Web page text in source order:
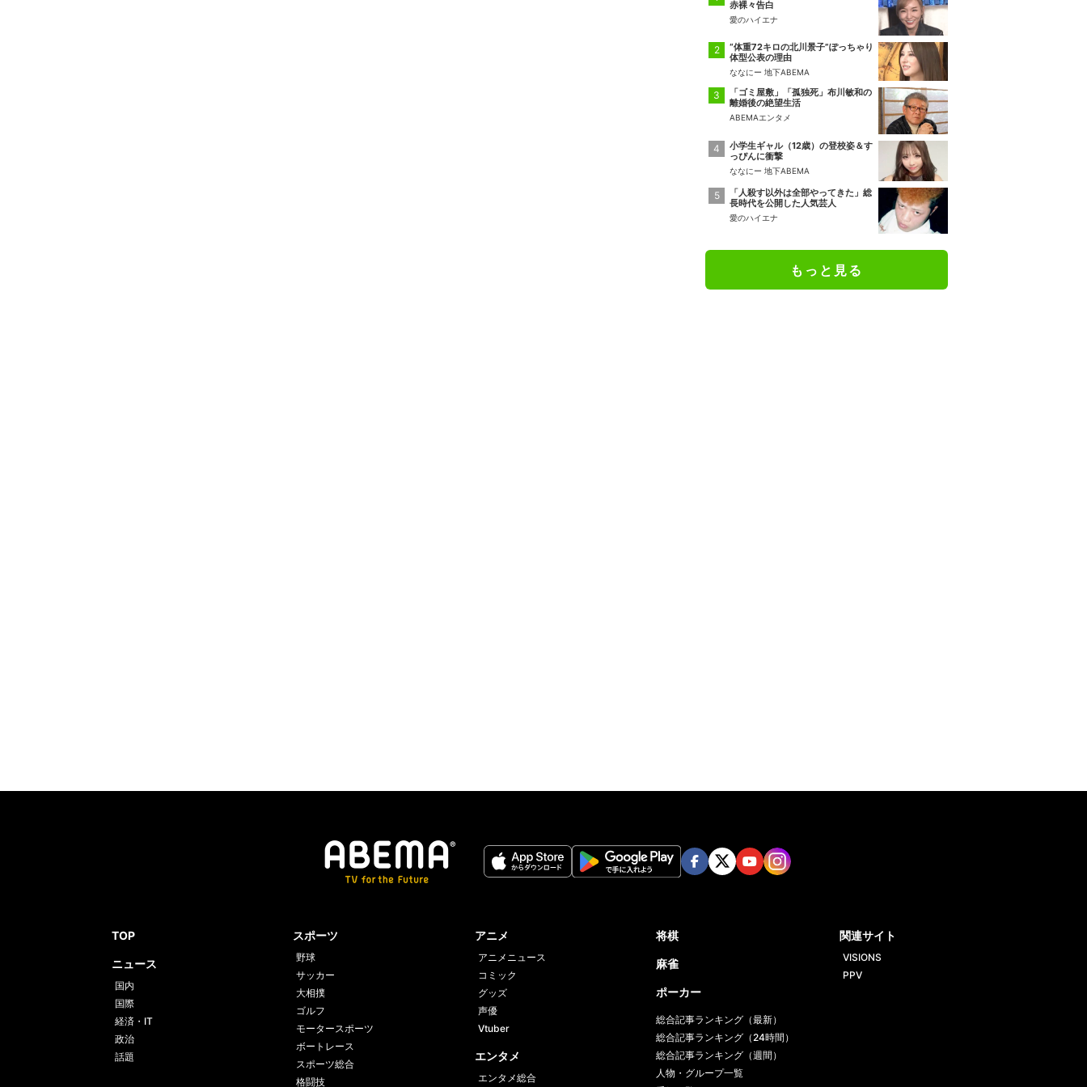
赤裸々告白
愛のハイエナ
“体重72キロの北川景子”ぽっちゃり
体型公表の理由
ななにー 地下ABEMA
「ゴミ屋敷」「孤独死」布川敏和の
離婚後の絶望生活
ABEMAエンタメ
小学生ギャル（12歳）の登校姿＆す
っぴんに衝撃
ななにー 地下ABEMA
「人殺す以外は全部やってきた」総
長時代を公開した人気芸人
愛のハイエナ
もっと見る
TOP
ニュース
国内
国際
経済・IT
政治
話題
スポーツ
野球
サッカー
大相撲
ゴルフ
モータースポーツ
ボートレース
スポーツ総合
格闘技
アニメ
アニメニュース
コミック
グッズ
声優
Vtuber
エンタメ
エンタメ総合
将棋
麻雀
ポーカー
総合記事ランキング（最新）
総合記事ランキング（24時間）
総合記事ランキング（週間）
人物・グループ一覧
関連サイト
VISIONS
PPV